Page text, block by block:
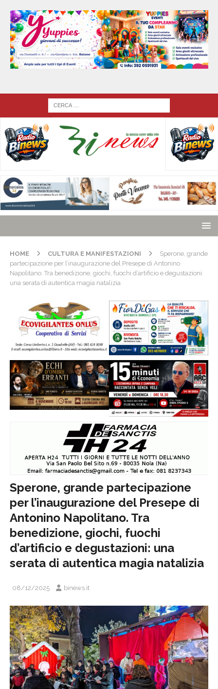
HOME CULTURA E MANIFESTAZIONI
Sperone, grande
partecipazione per l’inaugurazione del Presepe di Antonino
Napolitano. Tra benedizione, giochi, fuochi d’artificio e degustazioni:
una serata di autentica magia natalizia
Sperone, grande partecipazione
per l’inaugurazione del Presepe di
Antonino Napolitano. Tra
benedizione, giochi, fuochi
d’artificio e degustazioni: una
serata di autentica magia natalizia
08/12/2025 binews.it